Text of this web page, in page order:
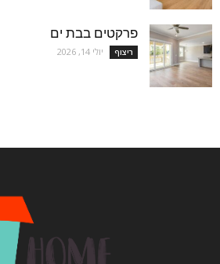
פרקטים בבת ים
ריצוף יולי 14, 2026